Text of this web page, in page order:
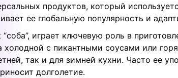
продуктов, который
ее глобальную популярность и
“соба”, играет ключевую роль в
с пикантными соусами или
так и для зимней кухни. Часто ее
долголетие.